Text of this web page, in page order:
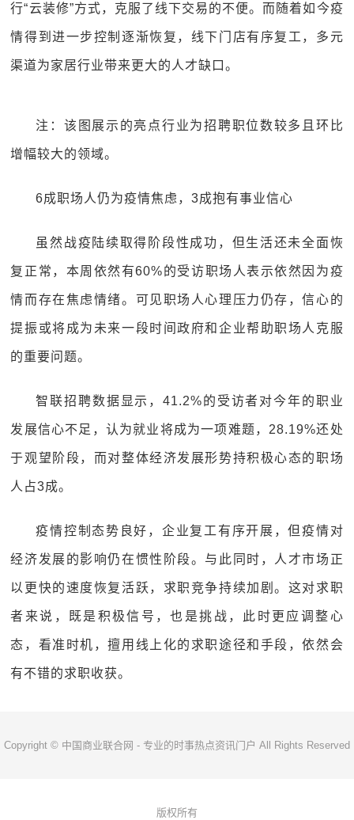
行“云装修”方式，克服了线下交易的不便。而随着如今疫
情得到进一步控制逐渐恢复，线下门店有序复工，多元
渠道为家居行业带来更大的人才缺口。
注：该图展示的亮点行业为招聘职位数较多且环比
增幅较大的领域。
6成职场人仍为疫情焦虑，3成抱有事业信心
虽然战疫陆续取得阶段性成功，但生活还未全面恢
复正常，本周依然有60%的受访职场人表示依然因为疫
情而存在焦虑情绪。可见职场人心理压力仍存，信心的
提振或将成为未来一段时间政府和企业帮助职场人克服
的重要问题。
智联招聘数据显示，41.2%的受访者对今年的职业
发展信心不足，认为就业将成为一项难题，28.19%还处
于观望阶段，而对整体经济发展形势持积极心态的职场
人占3成。
疫情控制态势良好，企业复工有序开展，但疫情对
经济发展的影响仍在惯性阶段。与此同时，人才市场正
以更快的速度恢复活跃，求职竞争持续加剧。这对求职
者来说，既是积极信号，也是挑战，此时更应调整心
态，看准时机，擅用线上化的求职途径和手段，依然会
有不错的求职收获。
Copyright © 中国商业联合网 - 专业的时事热点资讯门户 All Rights Reserved
版权所有